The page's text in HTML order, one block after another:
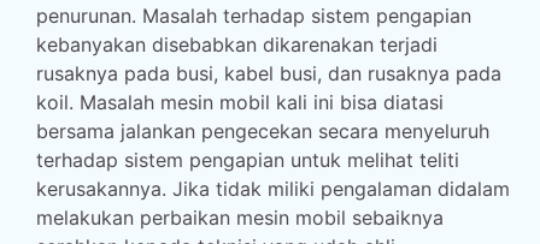
penurunan. Masalah terhadap sistem pengapian
kebanyakan disebabkan dikarenakan terjadi
rusaknya pada busi, kabel busi, dan rusaknya pada
koil. Masalah mesin mobil kali ini bisa diatasi
bersama jalankan pengecekan secara menyeluruh
terhadap sistem pengapian untuk melihat teliti
kerusakannya. Jika tidak miliki pengalaman didalam
melakukan perbaikan mesin mobil sebaiknya